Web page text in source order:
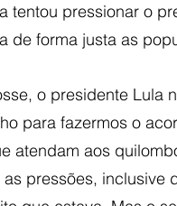
tentou pressionar o
de forma justa as
o presidente Lula
para fazermos o
atendam aos
pressões, inclusive